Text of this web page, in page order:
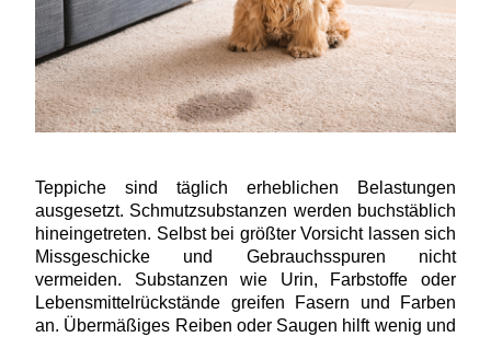
Teppiche sind täglich erheblichen Belastungen
ausgesetzt. Schmutzsubstanzen werden buchstäblich
hineingetreten. Selbst bei größter Vorsicht lassen sich
Missgeschicke und Gebrauchsspuren nicht
vermeiden. Substanzen wie Urin, Farbstoffe oder
Lebensmittelrückstände greifen Fasern und Farben
an. Übermäßiges Reiben oder Saugen hilft wenig und